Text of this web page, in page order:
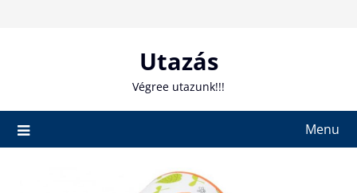
Utazás
Végree utazunk!!!
Menu